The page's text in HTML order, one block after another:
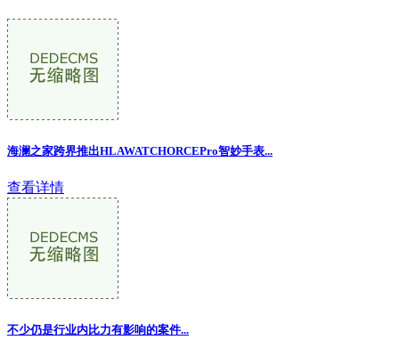
海澜之家跨界推出HLAWATCHORCEPro智妙手表...
查看详情
不少仍是行业内比力有影响的案件...